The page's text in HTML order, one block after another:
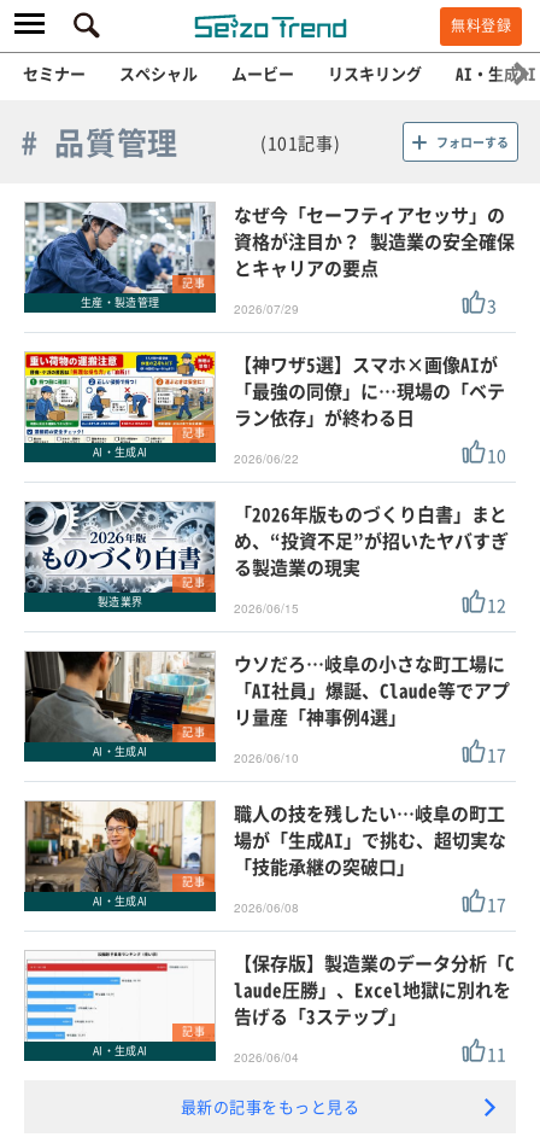
無料登録
セミナー スペシャル ムービー リスキリング AI・生成AI
# 品質管理 (101記事) フォローする
記事
生産・製造管理
なぜ今「セーフティアセッサ」の
資格が注目か？ 製造業の安全確保
とキャリアの要点
2026/07/29 3
記事
AI・生成AI
【神ワザ5選】スマホ×画像AIが
「最強の同僚」に…現場の「ベテ
ラン依存」が終わる日
2026/06/22 10
記事
製造業界
「2026年版ものづくり白書」まと
め、“投資不足”が招いたヤバすぎ
る製造業の現実
2026/06/15 12
記事
AI・生成AI
ウソだろ…岐阜の小さな町工場に
「AI社員」爆誕、Claude等でアプ
リ量産「神事例4選」
2026/06/10 17
記事
AI・生成AI
職人の技を残したい…岐阜の町工
場が「生成AI」で挑む、超切実な
「技能承継の突破口」
2026/06/08 17
記事
AI・生成AI
【保存版】製造業のデータ分析「C
laude圧勝」、Excel地獄に別れを
告げる「3ステップ」
2026/06/04 11
最新の記事をもっと見る